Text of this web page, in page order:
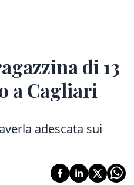
di 13
a Cagliari
adescata sui